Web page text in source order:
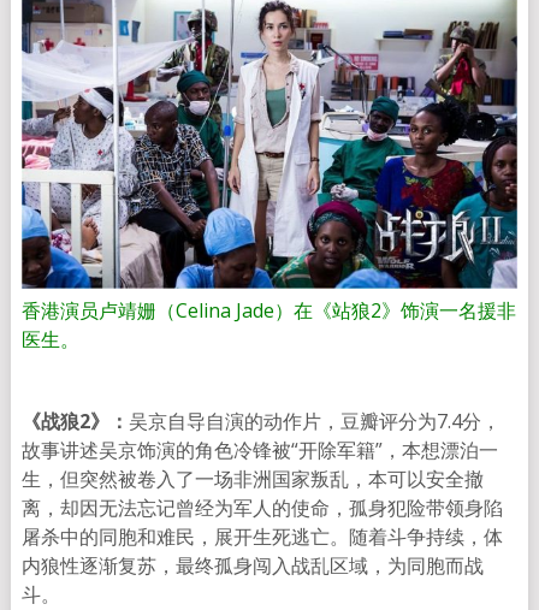
香港演员卢靖姗（Celina Jade）在《站狼2》饰演一名援非
医生。
《战狼2》： 吴京自导自演的动作片，豆瓣评分为7.4分，
故事讲述吴京饰演的角色冷锋被“开除军籍”，本想漂泊一
生，但突然被卷入了一场非洲国家叛乱，本可以安全撤
离，却因无法忘记曾经为军人的使命，孤身犯险带领身陷
屠杀中的同胞和难民，展开生死逃亡。随着斗争持续，体
内狼性逐渐复苏，最终孤身闯入战乱区域，为同胞而战
斗。